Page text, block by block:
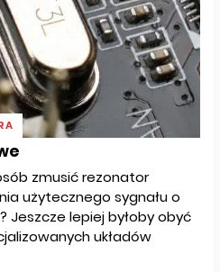
zmusić rezonator
użytecznego sygnału o
lepiej byłoby obyć
układów